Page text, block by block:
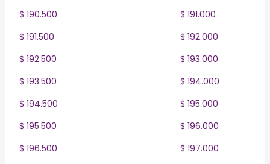
$ 190.500
$ 191.000
$ 191.500
$ 192.000
$ 192.500
$ 193.000
$ 193.500
$ 194.000
$ 194.500
$ 195.000
$ 195.500
$ 196.000
$ 196.500
$ 197.000